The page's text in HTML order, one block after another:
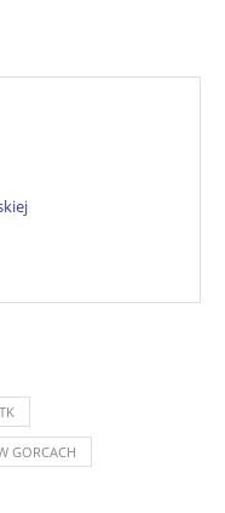
GORCACH